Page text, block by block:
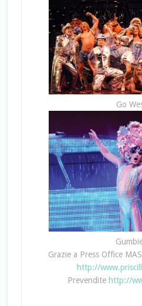
Go
Grazie a Press Office
http://
Prevendite http://